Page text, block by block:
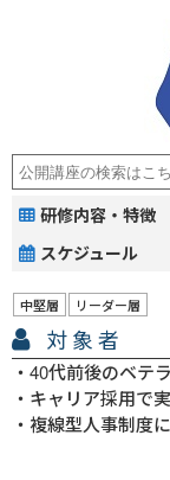
研修内容・特徴
スケジュール
対象者
中堅層 リーダー層
40代前後のベテ
キャリア採用で
複線型人事制度